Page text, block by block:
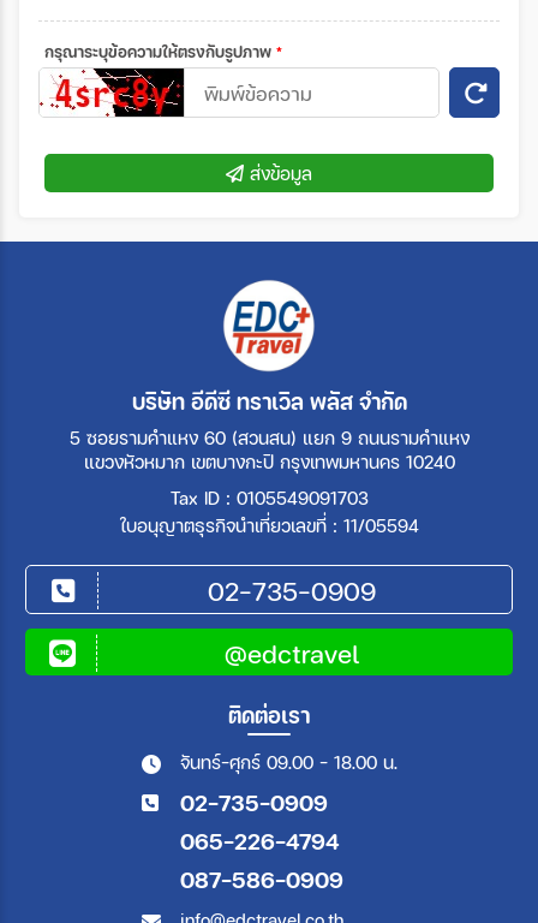
กรุณาระบุข้อความให้ตรงกับรูปภาพ *
ส่งข้อมูล
บริษัท อีดีซี ทราเวิล พลัส จำกัด
5 ซอยรามคำแหง 60 (สวนสน) แยก 9 ถนนรามคำแหง
แขวงหัวหมาก เขตบางกะปิ กรุงเทพมหานคร 10240
Tax ID : 0105549091703
ใบอนุญาตธุรกิจนำเที่ยวเลขที่ : 11/05594
02-735-0909
@edctravel
ติดต่อเรา
จันทร์-ศุกร์ 09.00 - 18.00 น.
02-735-0909
065-226-4794
087-586-0909